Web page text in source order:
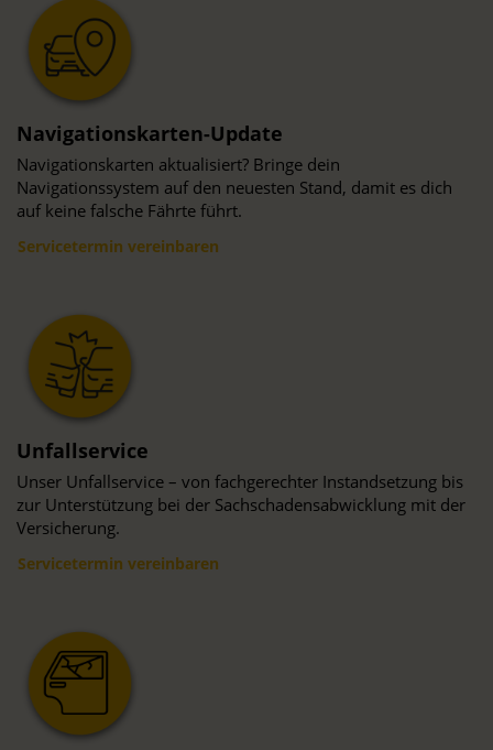
Navigationskarten-Update
Navigationskarten aktualisiert? Bringe dein
Navigationssystem auf den neuesten Stand, damit es dich
auf keine falsche Fährte führt.
Servicetermin vereinbaren
Unfallservice
Unser Unfallservice – von fachgerechter Instandsetzung bis
zur Unterstützung bei der Sachschadensabwicklung mit der
Versicherung.
Servicetermin vereinbaren